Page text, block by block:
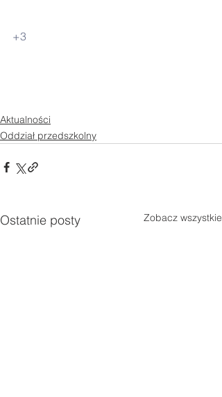
+3
Aktualności
Oddział przedszkolny
Ostatnie posty Zobacz wszystkie